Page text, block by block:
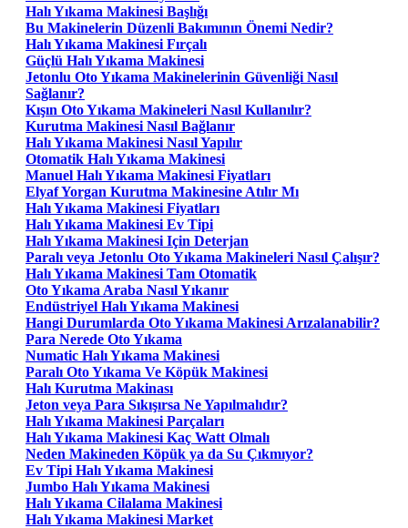
Halı Yıkama Makinesi Başlığı
Bu Makinelerin Düzenli Bakımının Önemi Nedir?
Halı Yıkama Makinesi Fırçalı
Güçlü Halı Yıkama Makinesi
Jetonlu Oto Yıkama Makinelerinin Güvenliği Nasıl
Sağlanır?
Kışın Oto Yıkama Makineleri Nasıl Kullanılır?
Kurutma Makinesi Nasıl Bağlanır
Halı Yıkama Makinesi Nasıl Yapılır
Otomatik Halı Yıkama Makinesi
Manuel Halı Yıkama Makinesi Fiyatları
Elyaf Yorgan Kurutma Makinesine Atılır Mı
Halı Yıkama Makinesi Fiyatları
Halı Yıkama Makinesi Ev Tipi
Halı Yıkama Makinesi Için Deterjan
Paralı veya Jetonlu Oto Yıkama Makineleri Nasıl Çalışır?
Halı Yıkama Makinesi Tam Otomatik
Oto Yıkama Araba Nasıl Yıkanır
Endüstriyel Halı Yıkama Makinesi
Hangi Durumlarda Oto Yıkama Makinesi Arızalanabilir?
Para Nerede Oto Yıkama
Numatic Halı Yıkama Makinesi
Paralı Oto Yıkama Ve Köpük Makinesi
Halı Kurutma Makinası
Jeton veya Para Sıkışırsa Ne Yapılmalıdır?
Halı Yıkama Makinesi Parçaları
Halı Yıkama Makinesi Kaç Watt Olmalı
Neden Makineden Köpük ya da Su Çıkmıyor?
Ev Tipi Halı Yıkama Makinesi
Jumbo Halı Yıkama Makinesi
Halı Yıkama Cilalama Makinesi
Halı Yıkama Makinesi Market